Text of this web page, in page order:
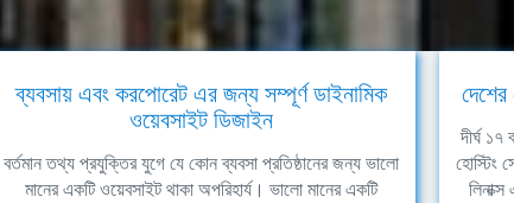
ব্যবসায় এবং করপোরেট এর জন্য সম্পূর্ণ ডাইনামিক
ওয়েবসাইট ডিজাইন
বর্তমান তথ্য প্রযুক্তির যুগে যে কোন ব্যবসা প্রতিষ্ঠানের জন্য ভালো
মানের একটি ওয়েবসাইট থাকা অপরিহার্য। ভালো মানের একটি
দীর্ঘ ১৭
হোস্টিং